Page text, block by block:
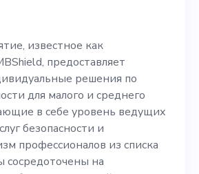
сталкиваются
а также
желать получить
и доступное
в области
известное как
предоставляет
решения по
для малого и среднего
в себе уровень ведущих
безопасности и
профессионалов из списка
сосредоточены на